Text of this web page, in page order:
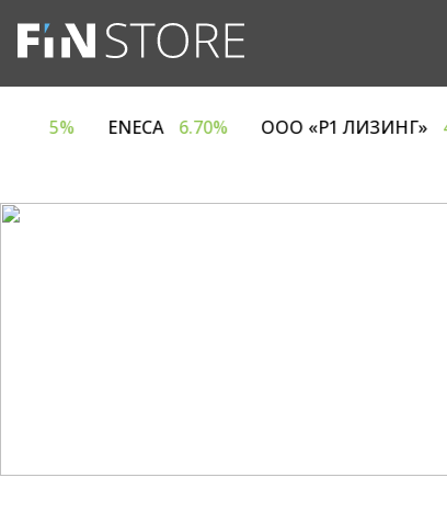
5% ENECA 6.70% ООО «Р1